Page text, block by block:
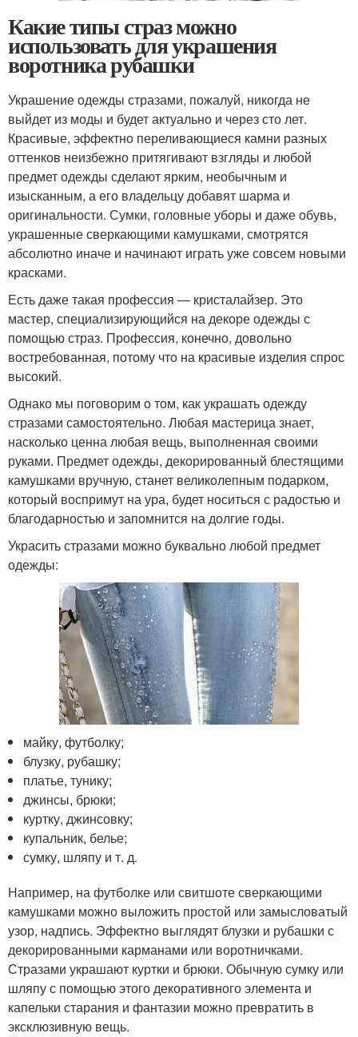
Какие типы страз можно
использовать для украшения
воротника рубашки
Украшение одежды стразами, пожалуй, никогда не
выйдет из моды и будет актуально и через сто лет.
Красивые, эффектно переливающиеся камни разных
оттенков неизбежно притягивают взгляды и любой
предмет одежды сделают ярким, необычным и
изысканным, а его владельцу добавят шарма и
оригинальности. Сумки, головные уборы и даже обувь,
украшенные сверкающими камушками, смотрятся
абсолютно иначе и начинают играть уже совсем новыми
красками.
Есть даже такая профессия — кристалайзер. Это
мастер, специализирующийся на декоре одежды с
помощью страз. Профессия, конечно, довольно
востребованная, потому что на красивые изделия спрос
высокий.
Однако мы поговорим о том, как украшать одежду
стразами самостоятельно. Любая мастерица знает,
насколько ценна любая вещь, выполненная своими
руками. Предмет одежды, декорированный блестящими
камушками вручную, станет великолепным подарком,
который воспримут на ура, будет носиться с радостью и
благодарностью и запомнится на долгие годы.
Украсить стразами можно буквально любой предмет
одежды:
майку, футболку;
блузку, рубашку;
платье, тунику;
джинсы, брюки;
куртку, джинсовку;
купальник, белье;
сумку, шляпу и т. д.
Например, на футболке или свитшоте сверкающими
камушками можно выложить простой или замысловатый
узор, надпись. Эффектно выглядят блузки и рубашки с
декорированными карманами или воротничками.
Стразами украшают куртки и брюки. Обычную сумку или
шляпу с помощью этого декоративного элемента и
капельки старания и фантазии можно превратить в
эксклюзивную вещь.